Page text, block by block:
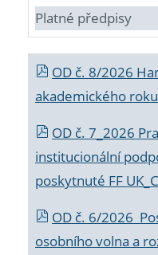
Platné předpisy
OD č. 8/2026
akademického
OD č. 7_2026
institucionální
poskytnuté FF
OD č. 6/2026
osobního volna a